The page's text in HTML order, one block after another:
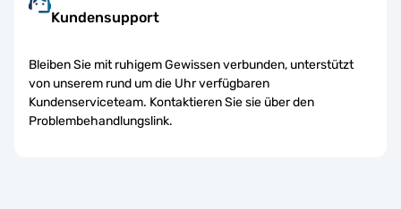
Kundensupport
Bleiben Sie mit ruhigem Gewissen verbunden, unterstützt
von unserem rund um die Uhr verfügbaren
Kundenserviceteam. Kontaktieren Sie sie über den
Problembehandlungslink.